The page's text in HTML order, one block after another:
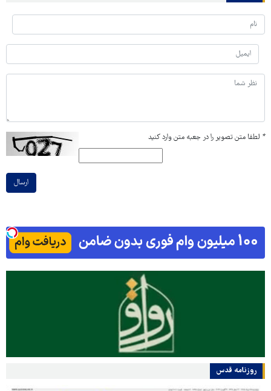
* لطفا متن تصویر را در جعبه متن وارد کنید
ارسال
روزنامه قدس